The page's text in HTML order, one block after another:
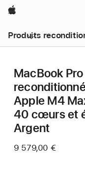
Apple
Produits
MacBook
Apple M4
40 cœurs et
Argent
9 579,00 €